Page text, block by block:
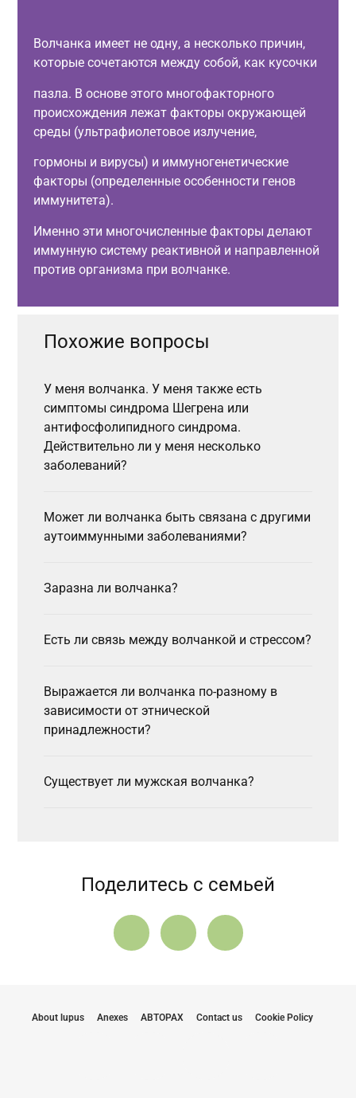
Волчанка имеет не одну, а несколько причин,
которые сочетаются между собой, как кусочки
пазла. В основе этого многофакторного
происхождения лежат факторы окружающей
среды (ультрафиолетовое излучение,
гормоны и вирусы) и иммуногенетические
факторы (определенные особенности генов
иммунитета).
Именно эти многочисленные факторы делают
иммунную систему реактивной и направленной
против организма при волчанке.
Похожие вопросы
У меня волчанка. У меня также есть
симптомы синдрома Шегрена или
антифосфолипидного синдрома.
Действительно ли у меня несколько
заболеваний?
Может ли волчанка быть связана с другими
аутоиммунными заболеваниями?
Заразна ли волчанка?
Есть ли связь между волчанкой и стрессом?
Выражается ли волчанка по-разному в
зависимости от этнической
принадлежности?
Существует ли мужская волчанка?
Поделитесь с семьей
About lupus Anexes АВТОРАХ Contact us Cookie Policy